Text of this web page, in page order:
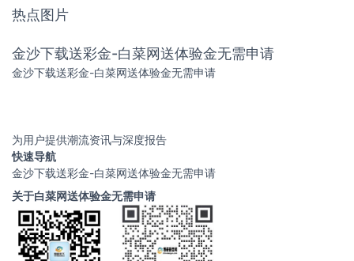
热点图片
金沙下载送彩金-白菜网送体验金无需申请
金沙下载送彩金-白菜网送体验金无需申请
为用户提供潮流资讯与深度报告
快速导航
金沙下载送彩金-白菜网送体验金无需申请
关于白菜网送体验金无需申请